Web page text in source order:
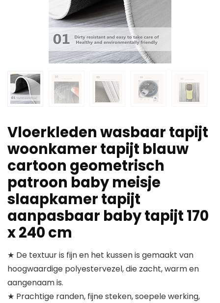
Vloerkleden wasbaar tapijt
woonkamer tapijt blauw
cartoon geometrisch
patroon baby meisje
slaapkamer tapijt
aanpasbaar baby tapijt 170
x 240 cm
★ De textuur is fijn en het kussen is gemaakt van
hoogwaardige polyestervezel, die zacht, warm en
aangenaam is.
★ Prachtige randen, fijne steken, soepele werking,